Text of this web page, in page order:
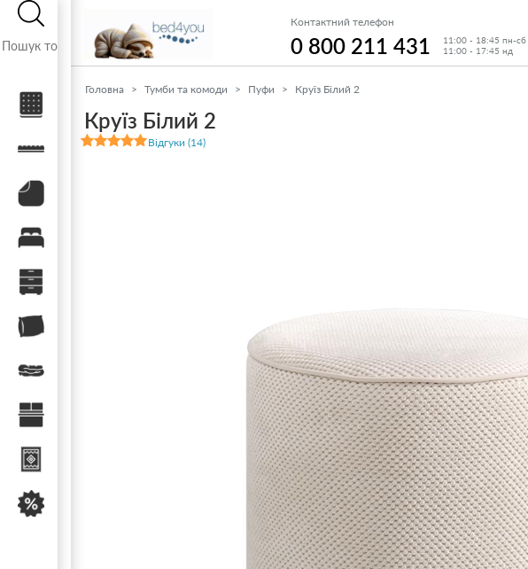
Топери / футони
Контактний телефон
0 800 211 431
11:00 - 18:45 пн-сб
11:00 - 17:45 нд
Головна Тумби та комоди Пуфи Круїз Білий 2
Круїз Білий 2
Відгуки (14)